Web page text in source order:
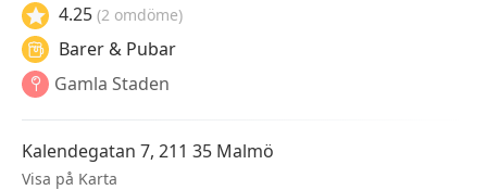
4.25 (2 omdöme)
Barer & Pubar
Gamla Staden
Kalendegatan 7, 211 35 Malmö
Visa på Karta